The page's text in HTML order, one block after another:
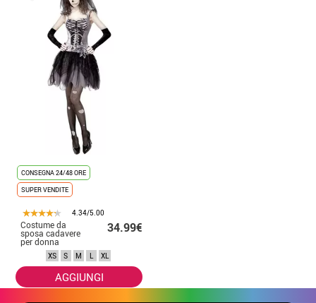
CONSEGNA 24/48 ORE
SUPER VENDITE
4.34/5.00
Costume da
sposa cadavere
per donna
34.99€
XS S M L XL
AGGIUNGI